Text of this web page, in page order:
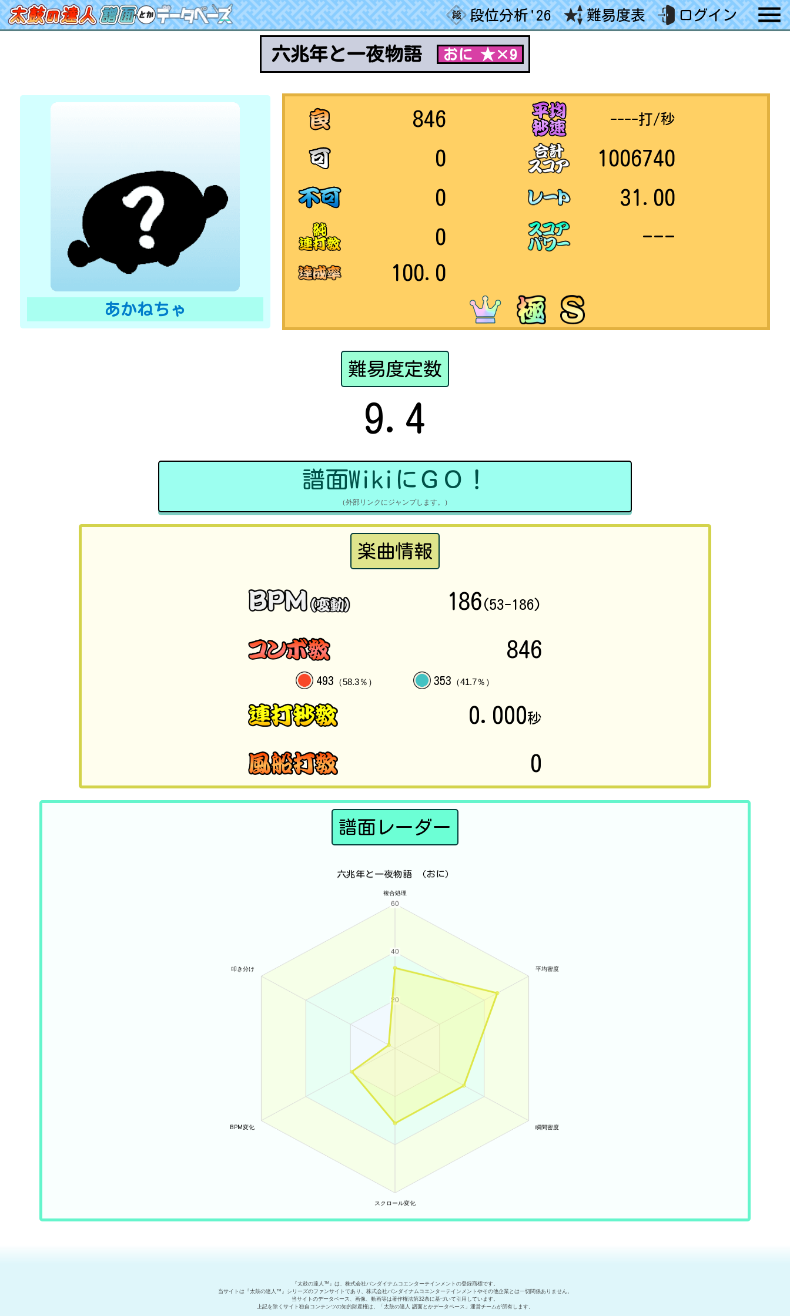
段位分析'26 難易度表 ログイン
六兆年と一夜物語 おに ★×9
あかねちゃ
846
0
0
0
100.0
----打/秒
1006740
31.00
---
難易度定数
9.4
譜面WikiにＧＯ！
（外部リンクにジャンプします。）
楽曲情報
186 (53-186)
846
493 （58.3％） 353 （41.7％）
0.000秒
0
譜面レーダー
『太鼓の達人™』は、株式会社バンダイナムコエンターテインメントの登録商標です。
当サイトは『太鼓の達人™』シリーズのファンサイトであり、株式会社バンダイナムコエンターテインメントやその他企業とは一切関係ありません。
当サイトのデータベース、画像、動画等は著作権法第32条に基づいて引用しています。
上記を除くサイト独自コンテンツの知的財産権は、「太鼓の達人 譜面とかデータベース」運営チームが所有します。